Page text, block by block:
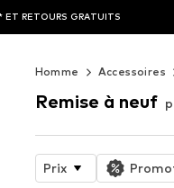
ET RETOURS GRATUITS
Homme Accessoires
Remise à neuf
Prix